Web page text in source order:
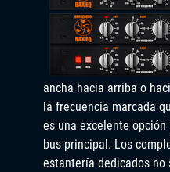
ancha hacia arriba o
la frecuencia marcada
es una excelente opción
bus principal. Los
estantería dedicados no